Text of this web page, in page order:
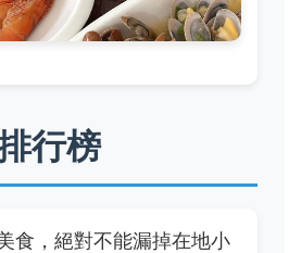
行榜
食，絕對不能漏掉在地小